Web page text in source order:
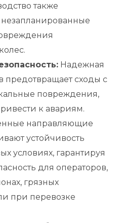
также
Надежная
предотвращает сходы с
повреждения,
к авариям.
направляющие
устойчивость
условиях, гарантируя
для операторов,
грязных
при перевозке